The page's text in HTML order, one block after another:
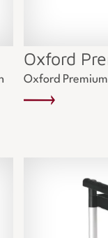
Oxford
Oxford